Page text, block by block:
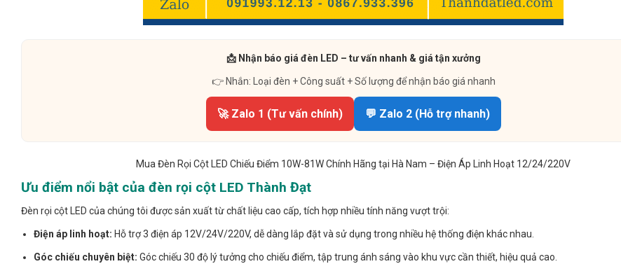
📩 Nhận báo giá đèn LED – tư vấn nhanh & giá tận xưởng
👉 Nhắn: Loại đèn + Công suất + Số lượng để nhận báo giá nhanh
🚀 Zalo 1 (Tư vấn chính) 💬 Zalo 2 (Hỗ trợ nhanh)
Mua Đèn Rọi Cột LED Chiếu Điểm 10W-81W Chính Hãng tại Hà Nam – Điện Áp Linh Hoạt 12/24/220V
Ưu điểm nổi bật của đèn rọi cột LED Thành Đạt
Đèn rọi cột LED của chúng tôi được sản xuất từ chất liệu cao cấp, tích hợp nhiều tính năng vượt trội:
Điện áp linh hoạt: Hỗ trợ 3 điện áp 12V/24V/220V, dễ dàng lắp đặt và sử dụng trong nhiều hệ thống điện khác nhau.
Góc chiếu chuyên biệt: Góc chiếu 30 độ lý tưởng cho chiếu điểm, tập trung ánh sáng vào khu vực cần thiết, hiệu quả cao.